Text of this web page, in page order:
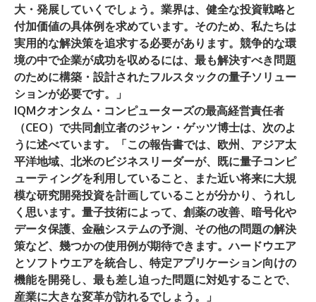
大・発展していくでしょう。業界は、健全な投資戦略と
付加価値の具体例を求めています。そのため、私たちは
実用的な解決策を追求する必要があります。競争的な環
境の中で企業が成功を収めるには、最も解決すべき問題
のために構築・設計されたフルスタックの量子ソリュー
ションが必要です。」
IQMクオンタム・コンピューターズの最高経営責任者
（CEO）で共同創立者のジャン・ゲッツ博士は、次のよ
うに述べています。「この報告書では、欧州、アジア太
平洋地域、北米のビジネスリーダーが、既に量子コンピ
ューティングを利用していること、また近い将来に大規
模な研究開発投資を計画していることが分かり、うれし
く思います。量子技術によって、創薬の改善、暗号化や
データ保護、金融システムの予測、その他の問題の解決
策など、幾つかの使用例が期待できます。ハードウエア
とソフトウエアを統合し、特定アプリケーション向けの
機能を開発し、最も差し迫った問題に対処することで、
産業に大きな変革が訪れるでしょう。」